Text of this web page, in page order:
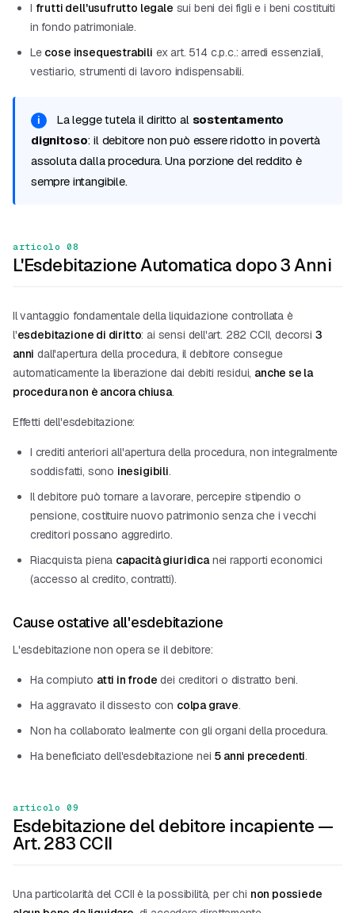
I frutti dell'usufrutto legale sui beni dei figli e i beni costituiti
in fondo patrimoniale.
Le cose insequestrabili ex art. 514 c.p.c.: arredi essenziali,
vestiario, strumenti di lavoro indispensabili.
La legge tutela il diritto al sostentamento
dignitoso: il debitore non può essere ridotto in povertà
assoluta dalla procedura. Una porzione del reddito è
sempre intangibile.
articolo 08
L'Esdebitazione Automatica dopo 3 Anni
Il vantaggio fondamentale della liquidazione controllata è
l'esdebitazione di diritto: ai sensi dell'art. 282 CCII, decorsi 3
anni dall'apertura della procedura, il debitore consegue
automaticamente la liberazione dai debiti residui, anche se la
procedura non è ancora chiusa.
Effetti dell'esdebitazione:
I crediti anteriori all'apertura della procedura, non integralmente
soddisfatti, sono inesigibili.
Il debitore può tornare a lavorare, percepire stipendio o
pensione, costituire nuovo patrimonio senza che i vecchi
creditori possano aggredirlo.
Riacquista piena capacità giuridicanei rapporti economici
(accesso al credito, contratti).
Cause ostative all'esdebitazione
L'esdebitazione non opera se il debitore:
Ha compiuto atti in frode dei creditori o distratto beni.
Ha aggravato il dissesto con colpa grave.
Non ha collaborato lealmente con gli organi della procedura.
Ha beneficiato dell'esdebitazione nei 5 anni precedenti.
articolo 09
Esdebitazione del debitore incapiente —
Art. 283 CCII
Una particolarità del CCII è la possibilità, per chi non possiede